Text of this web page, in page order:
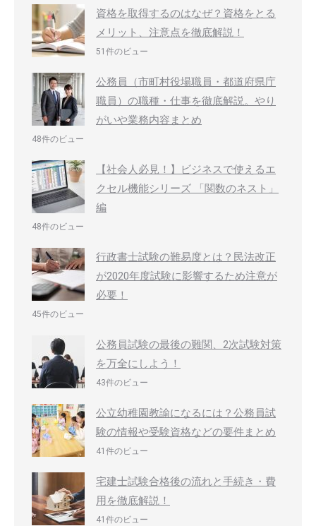
資格を取得するのはなぜ？資格をとる
メリット、注意点を徹底解説！
51件のビュー
公務員（市町村役場職員・都道府県庁
職員）の職種・仕事を徹底解説。やり
がいや業務内容まとめ
48件のビュー
【社会人必見！】ビジネスで使えるエ
クセル機能シリーズ 「関数のネスト」
編
48件のビュー
行政書士試験の難易度とは？民法改正
が2020年度試験に影響するため注意が
必要！
45件のビュー
公務員試験の最後の難関、2次試験対策
を万全にしよう！
43件のビュー
公立幼稚園教諭になるには？公務員試
験の情報や受験資格などの要件まとめ
41件のビュー
宅建士試験合格後の流れと手続き・費
用を徹底解説！
41件のビュー